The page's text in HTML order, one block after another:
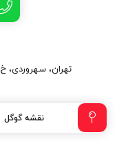
تهران، سهروردی،
نقشه گوگل